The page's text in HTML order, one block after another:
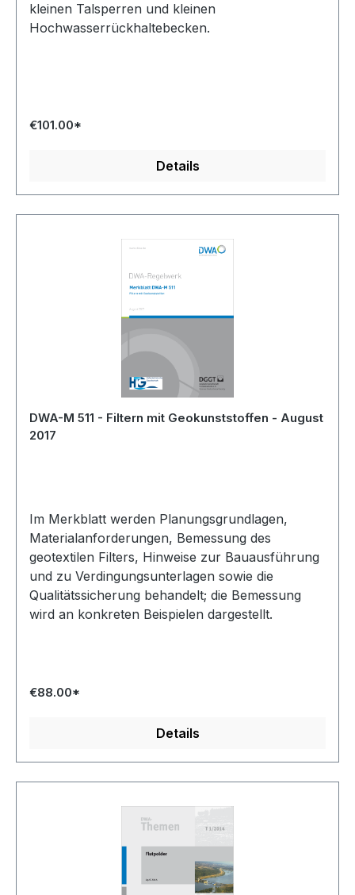
kleinen Talsperren und kleinen
Hochwasserrückhaltebecken.
€101.00*
Details
DWA-M 511 - Filtern mit Geokunststoffen - August
2017
Im Merkblatt werden Planungsgrundlagen,
Materialanforderungen, Bemessung des
geotextilen Filters, Hinweise zur Bauausführung
und zu Verdingungsunterlagen sowie die
Qualitätssicherung behandelt; die Bemessung
wird an konkreten Beispielen dargestellt.
€88.00*
Details